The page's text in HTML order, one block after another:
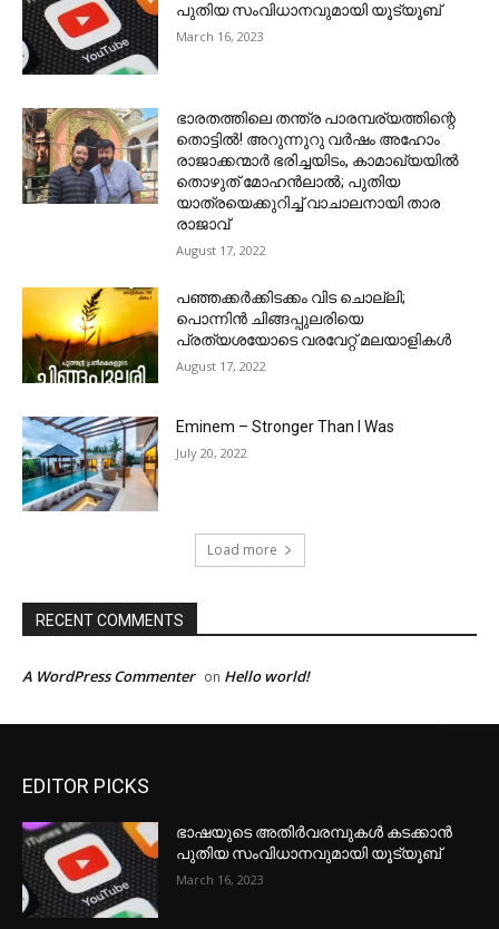
പുതിയ സംവിധാനവുമായി യൂട്യൂബ്
March 16, 2023
ഭാരതത്തിലെ തന്ത്ര പാരമ്പര്യത്തിന്റെ
തൊട്ടിൽ! അറുന്നുറു വർഷം അഹോം
രാജാക്കന്മാർ ഭരിച്ചയിടം, കാമാഖ്യയിൽ
തൊഴുത് മോഹൻലാൽ; പുതിയ
യാത്രയെക്കുറിച്ച് വാചാലനായി താര
രാജാവ്
August 17, 2022
പഞ്ഞക്കർക്കിടക്കം വിട ചൊല്ലി;
പൊന്നിൻ ചിങ്ങപ്പുലരിയെ
പ്രത്യശയോടെ വരവേറ്റ് മലയാളികൾ
August 17, 2022
Eminem – Stronger Than I Was
July 20, 2022
Load more
RECENT COMMENTS
A WordPress Commenter on Hello world!
EDITOR PICKS
ഭാഷയുടെ അതിർവരമ്പുകൾ കടക്കാൻ
പുതിയ സംവിധാനവുമായി യൂട്യൂബ്
March 16, 2023